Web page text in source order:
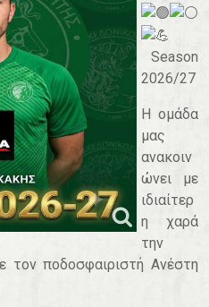
Season
2026/27
Η ομάδα
μας
ανακοιν
ώνει με
ιδιαίτερ
η χαρά
την
τον ποδοσφαιριστή Ανέστη